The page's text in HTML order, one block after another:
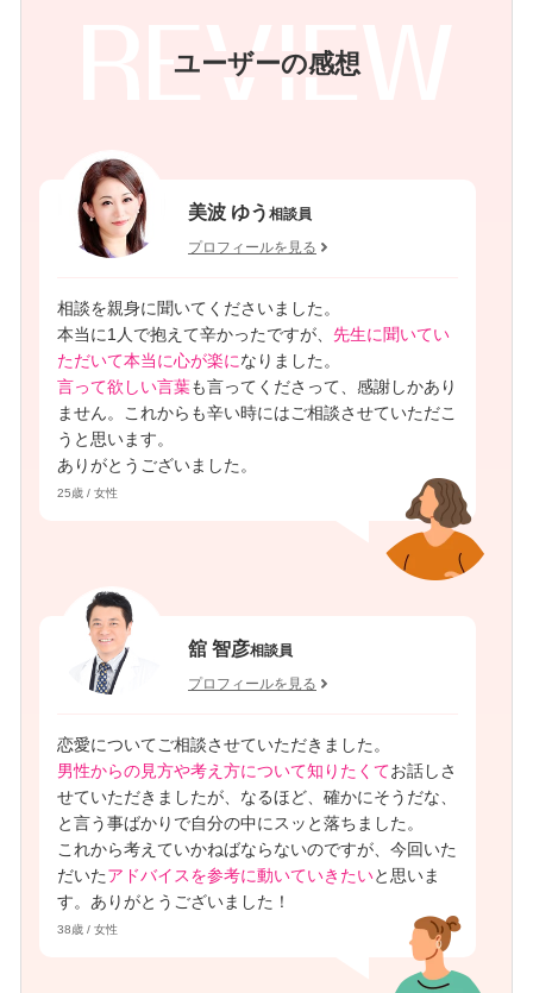
ユーザーの感想
美波 ゆう 相談員
プロフィールを見る
相談を親身に聞いてくださいました。
本当に1人で抱えて辛かったですが、 先生に聞いてい
ただいて本当に心が楽になりました。
言って欲しい言葉も言ってくださって、感謝しかあり
ません。これからも辛い時にはご相談させていただこ
うと思います。
ありがとうございました。
25歳 / 女性
舘 智彦相談員
プロフィールを見る
恋愛についてご相談させていただきました。
男性からの見方や考え方について知りたくてお話しさ
せていただきましたが、なるほど、確かにそうだな、
と言う事ばかりで自分の中にスッと落ちました。
これから考えていかねばならないのですが、今回いた
だいたアドバイスを参考に動いていきたいと思いま
す。ありがとうございました！
38歳 / 女性